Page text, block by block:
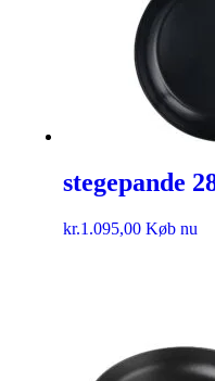
stegepande
kr.1.095,00 Køb nu